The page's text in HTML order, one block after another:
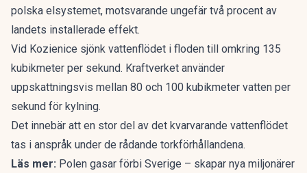
polska elsystemet, motsvarande ungefär två procent av
landets installerade effekt.
Vid Kozienice sjönk vattenflödet i floden till omkring 135
kubikmeter per sekund. Kraftverket använder
uppskattningsvis mellan 80 och 100 kubikmeter vatten per
sekund för kylning.
Det innebär att en stor del av det kvarvarande vattenflödet
tas i anspråk under de rådande torkförhållandena.
Läs mer: Polen gasar förbi Sverige – skapar nya miljonärer